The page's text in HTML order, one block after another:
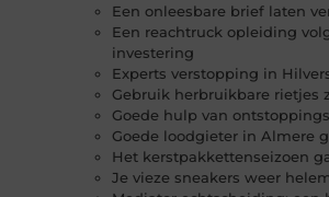
Een onleesbare brief laten
Een reachtruck opleiding
investering
Experts verstopping in
Gebruik herbruikbare rietjes
Goede hulp van
Goede loodgieter in Almere
Het kerstpakkettenseizoen
Je vieze sneakers weer